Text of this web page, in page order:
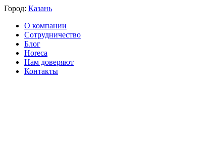
Город: Казань
О компании
Сотрудничество
Блог
Horeca
Нам доверяют
Контакты